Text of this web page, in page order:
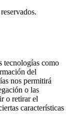
tecnologías como
del
nos permitirá
o las
o retirar el
características